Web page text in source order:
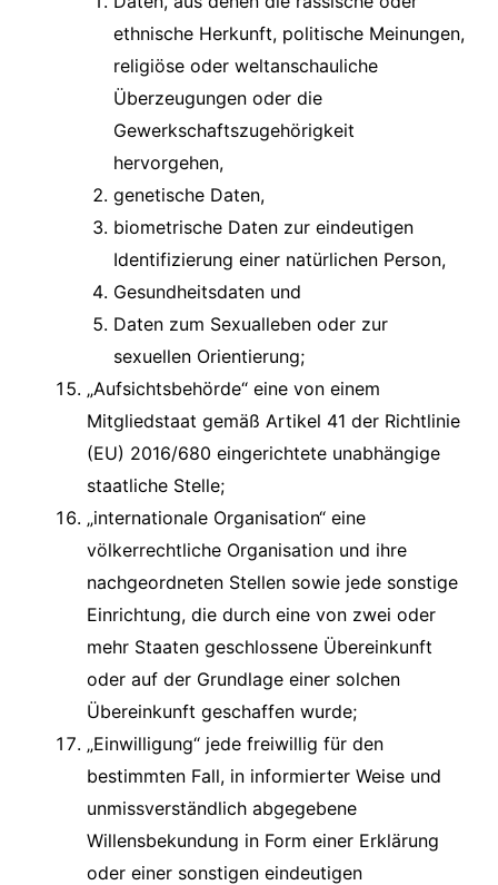
ethnische Herkunft, politische Meinungen,
religiöse oder weltanschauliche
Überzeugungen oder die
Gewerkschaftszugehörigkeit
hervorgehen,
genetische Daten,
biometrische Daten zur eindeutigen
Identifizierung einer natürlichen Person,
Gesundheitsdaten und
Daten zum Sexualleben oder zur
sexuellen Orientierung;
„Aufsichtsbehörde“ eine von einem
Mitgliedstaat gemäß Artikel 41 der Richtlinie
(EU) 2016/680 eingerichtete unabhängige
staatliche Stelle;
„internationale Organisation“ eine
völkerrechtliche Organisation und ihre
nachgeordneten Stellen sowie jede sonstige
Einrichtung, die durch eine von zwei oder
mehr Staaten geschlossene Übereinkunft
oder auf der Grundlage einer solchen
Übereinkunft geschaffen wurde;
„Einwilligung“ jede freiwillig für den
bestimmten Fall, in informierter Weise und
unmissverständlich abgegebene
Willensbekundung in Form einer Erklärung
oder einer sonstigen eindeutigen